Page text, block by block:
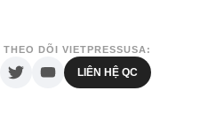
THEO DÕI VIETPRESSUSA:
LIÊN HỆ QC